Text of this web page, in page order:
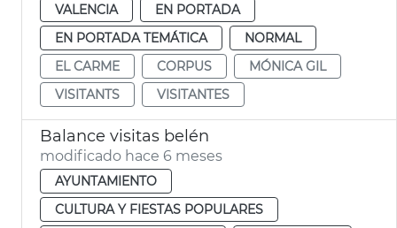
VALENCIA
EN PORTADA
EN PORTADA TEMÁTICA
NORMAL
EL CARME
CORPUS
MÓNICA GIL
VISITANTS
VISITANTES
Balance visitas belén
modificado hace 6 meses
AYUNTAMIENTO
CULTURA Y FIESTAS POPULARES